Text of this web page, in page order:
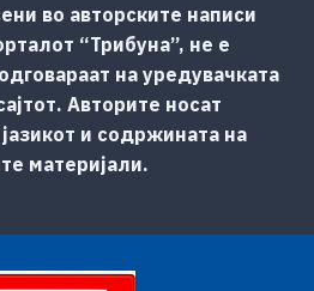
во авторските написи
“Трибуна”, не е
на уредувачката
Авторите носат
и содржината на
материјали.